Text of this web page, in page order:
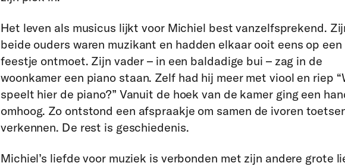
Het leven als musicus lijkt voor Michiel best vanzelfsprekend.
beide ouders waren muzikant en hadden elkaar ooit eens op een
feestje ontmoet. Zijn vader – in een baldadige bui – zag in de
woonkamer een piano staan. Zelf had hij meer met viool en riep
speelt hier de piano?” Vanuit de hoek van de kamer ging een
omhoog. Zo ontstond een afspraakje om samen de ivoren
verkennen. De rest is geschiedenis.
Michiel’s liefde voor muziek is verbonden met zijn andere grote